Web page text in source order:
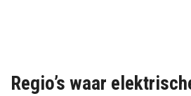
Regio’s waar